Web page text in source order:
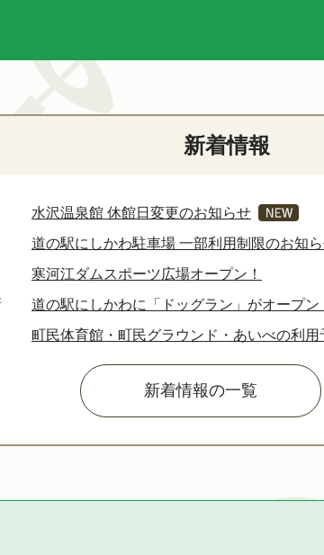
新着情報
水沢温泉館 休館日変更のお知らせ
道の駅にしかわ駐車場 一部利用制限のお知
寒河江ダムスポーツ広場オープン！
道の駅にしかわに「ドッグラン」がオープン
町民体育館・町民グラウンド・あいべの利用
新着情報の一覧